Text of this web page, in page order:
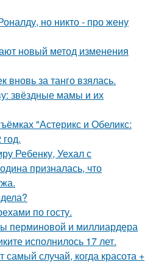
но никто - про жену
новый метод изменения
вновь за танго взялась.
звёздные мамы и их
"Астерикс и Обеликс:
Ребенку, Уехал с
призналась, что
по госту.
перминовой и миллиардера
исполнилось 17 лет.
самый случай, когда красота +